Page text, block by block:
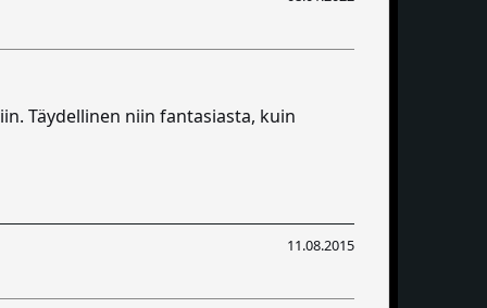
Täydellinen niin fantasiasta, kuin
11.08.2015